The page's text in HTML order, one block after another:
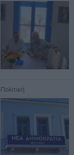
Πολιτική